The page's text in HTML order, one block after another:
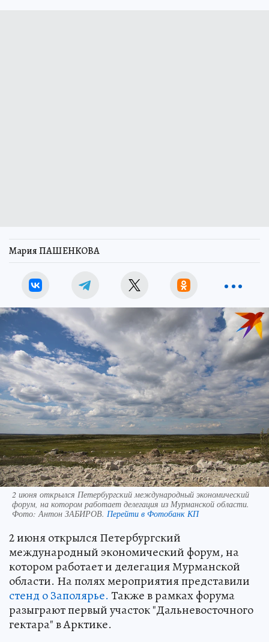
Мария ПАШЕНКОВА
2 июня открылся Петербургский международный экономический
форум, на котором работает делегация из Мурманской области.
Фото:Антон ЗАБИРОВ. Перейти в Фотобанк КП
2 июня открылся Петербургский
международный экономический форум, на
котором работает и делегация Мурманской
области. На полях мероприятия представили
стенд о Заполярье. Также в рамках форума
разыграют первый участок "Дальневосточного
гектара" в Арктике.